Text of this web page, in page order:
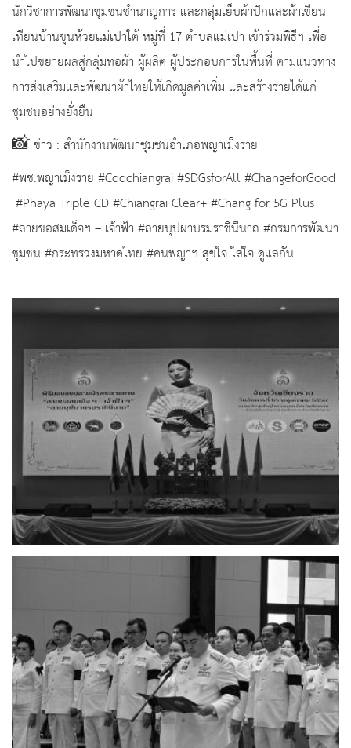
นักวิชาการพัฒนาชุมชนชำนาญการ และกลุ่มเย็บผ้าปักและผ้าเขียน
เทียนบ้านขุนห้วยแม่เปาใต้ หมู่ที่ 17 ตำบลแม่เปา เข้าร่วมพิธีฯ เพื่อ
นำไปขยายผลสู่กลุ่มทอผ้า ผู้ผลิต ผู้ประกอบการในพื้นที่ ตามแนวทาง
การส่งเสริมและพัฒนาผ้าไทยให้เกิดมูลค่าเพิ่ม และสร้างรายได้แก่
ชุมชนอย่างยั่งยืน
📸 ข่าว : สำนักงานพัฒนาชุมชนอำเภอพญาเม็งราย
#พช.พญาเม็งราย #Cddchiangrai #SDGsforAll #ChangeforGood
#Phaya Triple CD #Chiangrai Clear+ #Chang for 5G Plus
#ลายขอสมเด็จฯ – เจ้าฟ้า #ลายบุปผาบรมราชินีนาถ #กรมการพัฒนา
ชุมชน #กระทรวงมหาดไทย #คนพญาฯ สุขใจ ใส่ใจ ดูแลกัน